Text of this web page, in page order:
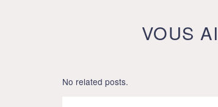
VOUS
No related posts.